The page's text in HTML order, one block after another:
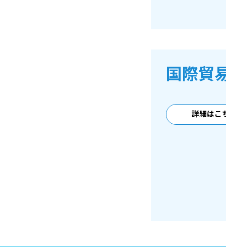
国際貿
詳細はこ